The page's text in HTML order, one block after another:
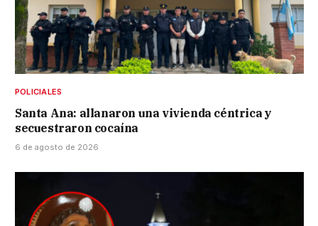
POLICIALES
Santa Ana: allanaron una vivienda céntrica y
secuestraron cocaína
6 de agosto de 2026